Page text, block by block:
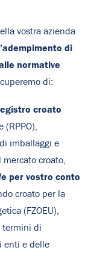
vostra azienda
di
normative
di:
croato
imballaggi e
croato,
per vostro conto
croato per la
(FZOEU),
termini di
enti e delle